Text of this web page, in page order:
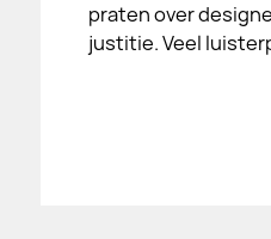
praten over
justitie. Veel